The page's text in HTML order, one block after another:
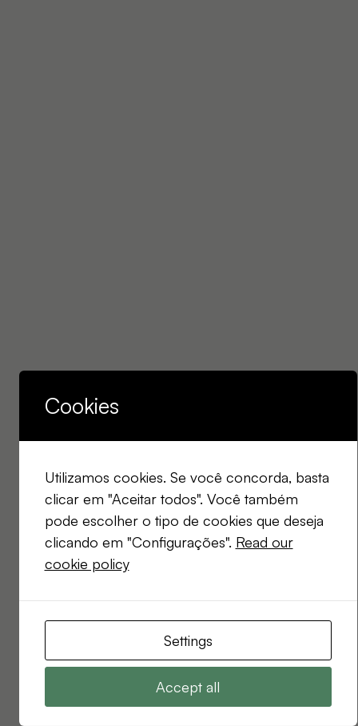
Cookies
Utilizamos cookies. Se você concorda, basta
clicar em "Aceitar todos". Você também
pode escolher o tipo de cookies que deseja
clicando em "Configurações". Read our
cookie policy
Settings
Accept all